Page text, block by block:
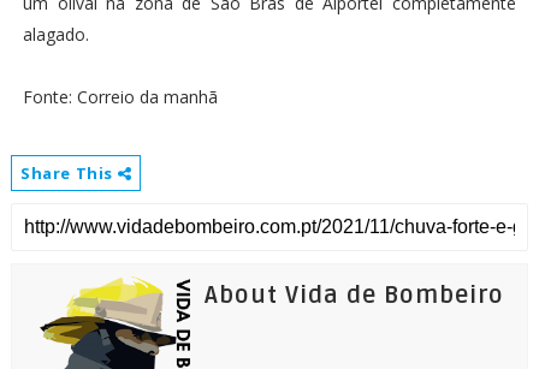
alagado.
Fonte: Correio da manhã
Share This
About Vida de Bombeiro